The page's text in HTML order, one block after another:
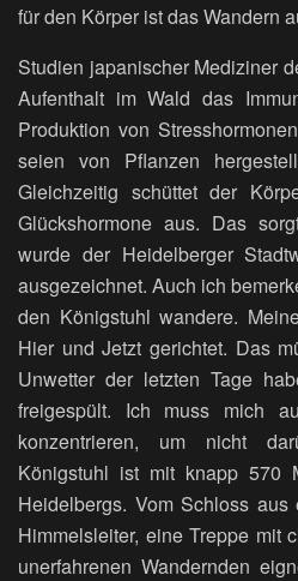
für den Körper ist das Wandern
Studien japanischer Mediziner
Aufenthalt im Wald das
Produktion von
seien von Pflanzen
Gleichzeitig schüttet der
Glückshormone aus. Das
wurde der Heidelberger
ausgezeichnet. Auch ich
den Königstuhl wandere.
Hier und Jetzt gerichtet. Das
Unwetter der letzten Tage
freigespült. Ich muss mich
konzentrieren, um nicht
Königstuhl ist mit knapp 570
Heidelbergs. Vom Schloss
Himmelsleiter, eine Treppe mit
unerfahrenen Wandernden